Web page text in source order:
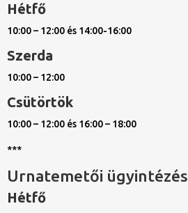
Hétfő
10:00 – 12:00 és 14:00-16:00
Szerda
10:00 – 12:00
Csütörtök
10:00 – 12:00 és 16:00 – 18:00
***
Urnatemetői ügyintézés
Hétfő